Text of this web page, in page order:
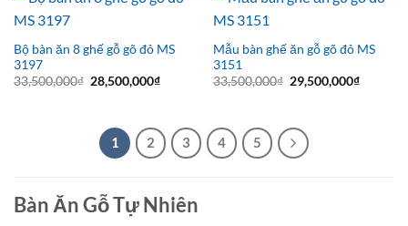
Bộ bàn ăn 8 ghế gỗ gõ đỏ MS
3197
33,500,000₫ Giá
gốc
28,500,000₫Giá
28,500,000₫.
Mẫu bàn ghế ăn gỗ gõ đỏ MS
3151
33,500,000₫ Giá
gốc
29,500,000₫Giá
1 2 3 4 5
Bàn Ăn Gỗ Tự Nhiên